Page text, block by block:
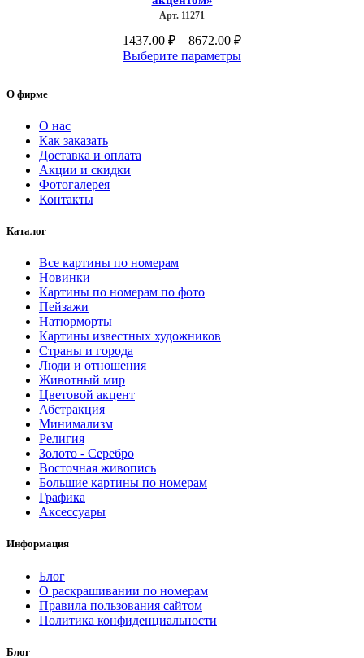
Арт. 11271
1437.00 ₽ – 8672.00 ₽Диапазон
цен:
Выберите параметрыЭтот
О фирме
О нас
Как заказать
Доставка и оплата
Акции и скидки
Фотогалерея
Контакты
Каталог
Все картины по номерам
Новинки
Картины по номерам по фото
Пейзажи
Натюрморты
Картины известных художников
Страны и города
Люди и отношения
Животный мир
Цветовой акцент
Абстракция
Минимализм
Религия
Золото - Серебро
Восточная живопись
Большие картины по номерам
Графика
Аксессуары
Информация
Блог
О раскрашивании по номерам
Правила пользования сайтом
Политика конфиденциальности
Блог